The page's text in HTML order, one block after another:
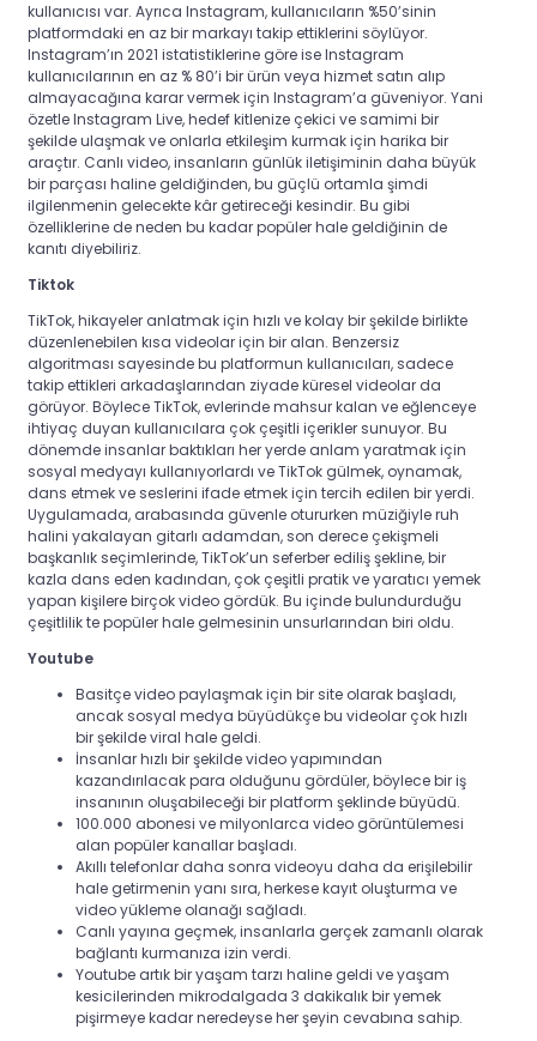
kullanıcısı var.Ayrıca Instagram, kullanıcıların %50’sinin
platformdaki en az bir markayı takip ettiklerini söylüyor.
Instagram’ın 2021 istatistiklerine göre ise Instagram
kullanıcılarının en az % 80’i bir ürün veya hizmet satın alıp
almayacağına karar vermek için Instagram’a güveniyor. Yani
özetle Instagram Live, hedef kitlenize çekici ve samimi bir
şekilde ulaşmak ve onlarla etkileşim kurmak için harika bir
araçtır. Canlı video, insanların günlük iletişiminin daha büyük
bir parçası haline geldiğinden, bu güçlü ortamla şimdi
ilgilenmenin gelecekte kâr getireceği kesindir. Bu gibi
özelliklerine de neden bu kadar popüler hale geldiğinin de
kanıtı diyebiliriz.
Tiktok
TikTok, hikayeler anlatmak için hızlı ve kolay bir şekilde birlikte
düzenlenebilen kısa videolar için bir alan. Benzersiz
algoritması sayesinde bu platformun kullanıcıları, sadece
takip ettikleri arkadaşlarından ziyade küresel videolar da
görüyor. Böylece TikTok, evlerinde mahsur kalan ve eğlenceye
ihtiyaç duyan kullanıcılara çok çeşitli içerikler sunuyor. Bu
dönemde insanlar baktıkları her yerde anlam yaratmak için
sosyal medyayı kullanıyorlardı ve TikTok gülmek, oynamak,
dans etmek ve seslerini ifade etmek için tercih edilen bir yerdi.
Uygulamada, arabasında güvenle otururken müziğiyle ruh
halini yakalayan gitarlı adamdan, son derece çekişmeli
başkanlık seçimlerinde, TikTok’un seferber ediliş şekline, bir
kazla dans eden kadından, çok çeşitli pratik ve yaratıcı yemek
yapan kişilere birçok video gördük. Bu içinde bulundurduğu
çeşitlilik te popüler hale gelmesinin unsurlarından biri oldu.
Youtube
Basitçe video paylaşmak için bir site olarak başladı,
ancak sosyal medya büyüdükçe bu videolar çok hızlı
bir şekilde viral hale geldi.
İnsanlar hızlı bir şekilde video yapımından
kazandırılacak para olduğunu gördüler, böylece bir iş
insanının oluşabileceği bir platform şeklinde büyüdü.
100.000 abonesi ve milyonlarca video görüntülemesi
alan popüler kanallar başladı.
Akıllı telefonlar daha sonra videoyu daha da erişilebilir
hale getirmenin yanı sıra, herkese kayıt oluşturma ve
video yükleme olanağı sağladı.
Canlı yayına geçmek, insanlarla gerçek zamanlı olarak
bağlantı kurmanıza izin verdi.
Youtube artık bir yaşam tarzı haline geldi ve yaşam
kesicilerinden mikrodalgada 3 dakikalık bir yemek
pişirmeye kadar neredeyse her şeyin cevabına sahip.